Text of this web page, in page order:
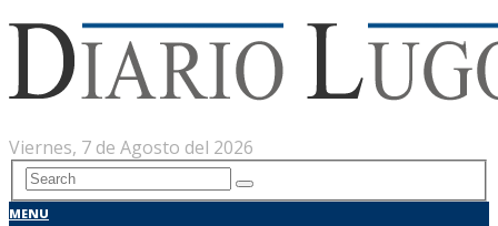
Viernes, 7 de Agosto del 2026
MENU